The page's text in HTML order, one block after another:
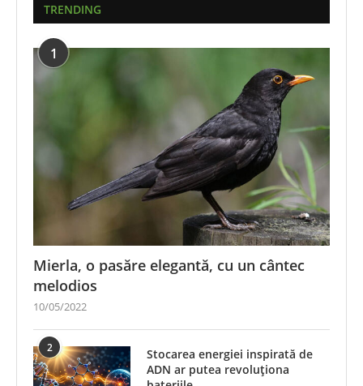
TRENDING
1
Mierla, o pasăre elegantă, cu un cântec
melodios
10/05/2022
2
Stocarea energiei inspirată de
ADN ar putea revoluționa